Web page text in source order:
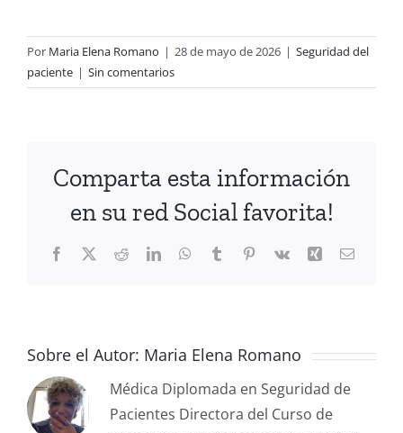
Por Maria Elena Romano | 28 de mayo de 2026 | Seguridad del
paciente | Sin comentarios
Comparta esta información
en su red Social favorita!
Sobre el Autor: Maria Elena Romano
Médica Diplomada en Seguridad de
Pacientes Directora del Curso de